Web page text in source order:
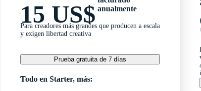
15 US$ anualmente
Para creadores más grandes que producen a escala
y exigen libertad creativa
Prueba gratuita de 7 días
Todo en Starter, más: